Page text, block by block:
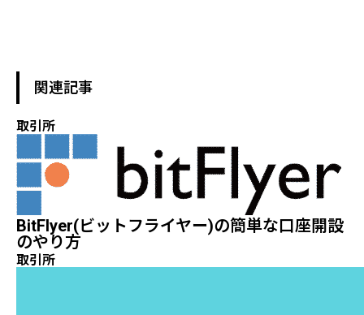
関連記事
取引所
BitFlyer(ビットフライヤー)の簡単な口座開設
のやり方
取引所